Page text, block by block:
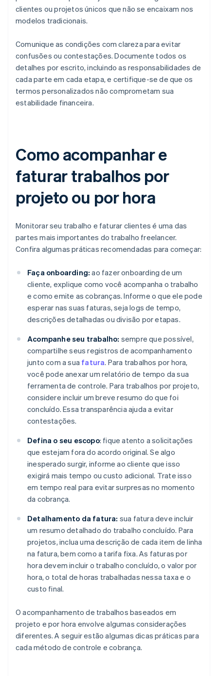
clientes ou projetos únicos que não se encaixam nos
modelos tradicionais.
Comunique as condições com clareza para evitar
confusões ou contestações. Documente todos os
detalhes por escrito, incluindo as responsabilidades de
cada parte em cada etapa, e certifique-se de que os
termos personalizados não comprometam sua
estabilidade financeira.
Como acompanhar e
faturar trabalhos por
projeto ou por hora
Monitorar seu trabalho e faturar clientes é uma das
partes mais importantes do trabalho freelancer.
Confira algumas práticas recomendadas para começar:
Faça onboarding: ao fazer onboarding de um
cliente, explique como você acompanha o trabalho
e como emite as cobranças. Informe o que ele pode
esperar nas suas faturas, seja logs de tempo,
descrições detalhadas ou divisão por etapas.
Acompanhe seu trabalho: sempre que possível,
compartilhe seus registros de acompanhamento
junto com a sua fatura. Para trabalhos por hora,
você pode anexar um relatório de tempo da sua
ferramenta de controle. Para trabalhos por projeto,
considere incluir um breve resumo do que foi
concluído. Essa transparência ajuda a evitar
contestações.
Defina o seu escopo: fique atento a solicitações
que estejam fora do acordo original. Se algo
inesperado surgir, informe ao cliente que isso
exigirá mais tempo ou custo adicional. Trate isso
em tempo real para evitar surpresas no momento
da cobrança.
Detalhamento da fatura: sua fatura deve incluir
um resumo detalhado do trabalho concluído. Para
projetos, inclua uma descrição de cada item de linha
na fatura, bem como a tarifa fixa. As faturas por
hora devem incluir o trabalho concluído, o valor por
hora, o total de horas trabalhadas nessa taxa e o
custo final.
O acompanhamento de trabalhos baseados em
projeto e por hora envolve algumas considerações
diferentes. A seguir estão algumas dicas práticas para
cada método de controle e cobrança.